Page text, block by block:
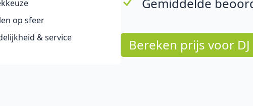
op sfeer
& service Bereken prijs voor DJ